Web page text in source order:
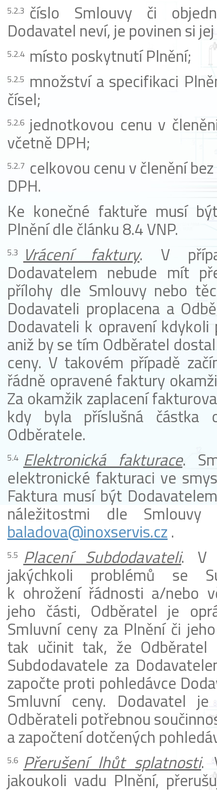
číslo Smlouvy či
Dodavatel neví, je povinen si
místo poskytnutí Plnění;
množství a specifikaci
čísel;
jednotkovou cenu v
včetně DPH;
celkovou cenu v členění
DPH.
Ke konečné faktuře musí
Plnění dle článku 8.4 VNP.
Vrácení faktury. V
Dodavatelem nebude mít
přílohy dle Smlouvy nebo
Dodavateli proplacena a
Dodavateli k opravení
aniž by se tím Odběratel
ceny. V takovém případě
řádně opravené faktury
Za okamžik zaplacení
kdy byla příslušná částka
Odběratele.
Elektronická fakturace.
elektronické fakturaci ve
Faktura musí být
náležitostmi dle
baladova@inoxservis.cz.
Placení Subdodavateli. V
jakýchkoli problémů se
k ohrožení řádnosti a/nebo
jeho části, Odběratel je
Smluvní ceny za Plnění či
tak učinit tak, že Odběratel
Subdodavatele za
započte proti pohledávce
Smluvní ceny. Dodavatel
Odběrateli potřebnou
a započtení dotčených
Přerušení lhůt splatnosti.
jakoukoli vadu Plnění,